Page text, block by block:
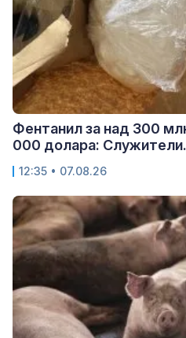
Фентанил за над 300
000 долара:
12:35 • 07.08.26